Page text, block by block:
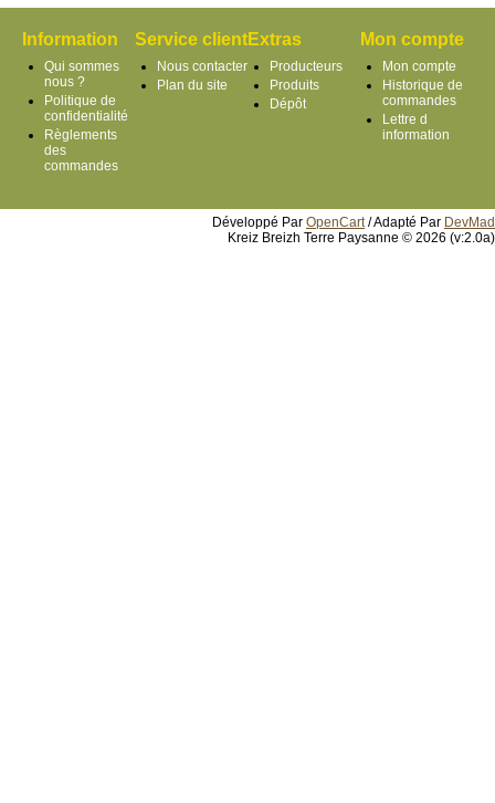
Information
Qui sommes
nous ?
Politique de
confidentialité
Règlements
des
commandes
Service client
Nous contacter
Plan du site
Extras
Producteurs
Produits
Dépôt
Mon compte
Mon compte
Historique de
commandes
Lettre d
information
Développé Par OpenCart / Adapté Par DevMad
Kreiz Breizh Terre Paysanne © 2026 (v:2.0a)